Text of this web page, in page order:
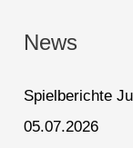
News
Spielberichte
05.07.2026